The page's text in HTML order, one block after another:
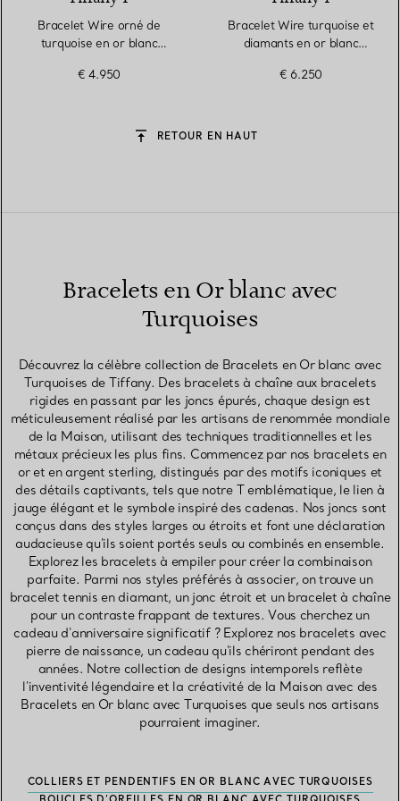
Bracelet Wire orné de
turquoise en or blanc
€ 4.950
Bracelet Wire turquoise et
diamants en or blanc
€ 6.250
RETOUR EN HAUT
Bracelets en Or blanc avec
Turquoises
Découvrez la célèbre collection de Bracelets en Or blanc avec
Turquoises de Tiffany. Des bracelets à chaîne aux bracelets
rigides en passant par les joncs épurés, chaque design est
méticuleusement réalisé par les artisans de renommée mondiale
de la Maison, utilisant des techniques traditionnelles et les
métaux précieux les plus fins. Commencez par nos bracelets en
or et en argent sterling, distingués par des motifs iconiques et
des détails captivants, tels que notre T emblématique, le lien à
jauge élégant et le symbole inspiré des cadenas. Nos joncs sont
conçus dans des styles larges ou étroits et font une déclaration
audacieuse qu'ils soient portés seuls ou combinés en ensemble.
Explorez les bracelets à empiler pour créer la combinaison
parfaite. Parmi nos styles préférés à associer, on trouve un
bracelet tennis en diamant, un jonc étroit et un bracelet à chaîne
pour un contraste frappant de textures. Vous cherchez un
cadeau d'anniversaire significatif ? Explorez nos bracelets avec
pierre de naissance, un cadeau qu'ils chériront pendant des
années. Notre collection de designs intemporels reflète
l'inventivité légendaire et la créativité de la Maison avec des
Bracelets en Or blanc avec Turquoises que seuls nos artisans
pourraient imaginer.
COLLIERS ET PENDENTIFS EN OR BLANC AVEC TURQUOISES